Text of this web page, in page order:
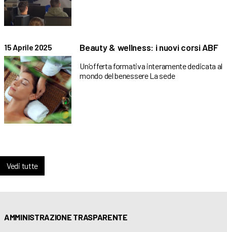
15 Aprile 2025 Beauty & wellness: i nuovi corsi ABF
Un’offerta formativa interamente dedicata al
mondo del benessere La sede
Vedi tutte
AMMINISTRAZIONE TRASPARENTE